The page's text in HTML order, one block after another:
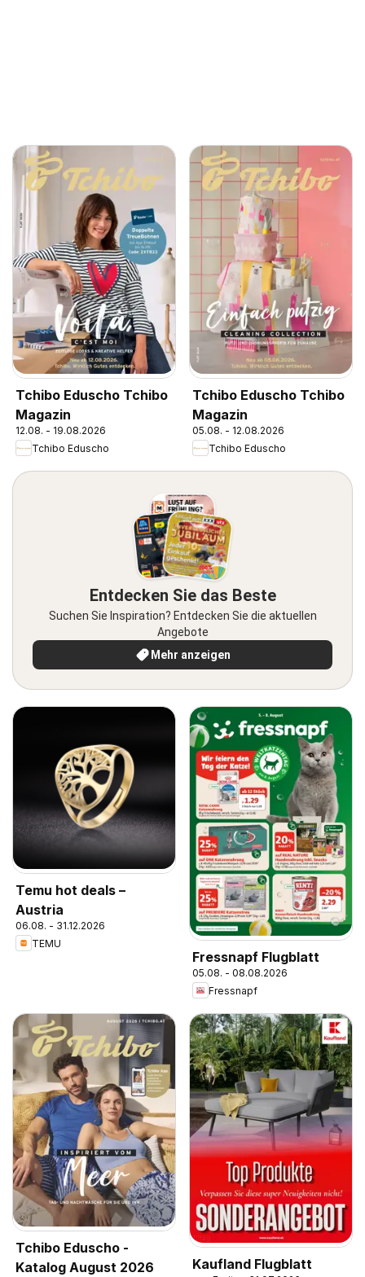
Tchibo Eduscho Tchibo
Magazin
12.08. - 19.08.2026
Tchibo Eduscho
Tchibo Eduscho Tchibo
Magazin
05.08. - 12.08.2026
Tchibo Eduscho
Entdecken Sie das Beste
Suchen Sie Inspiration? Entdecken Sie die aktuellen
Angebote
Mehr anzeigen
Temu hot deals –
Austria
06.08. - 31.12.2026
TEMU
Fressnapf Flugblatt
05.08. - 08.08.2026
Fressnapf
Tchibo Eduscho -
Katalog August 2026
Kaufland Flugblatt